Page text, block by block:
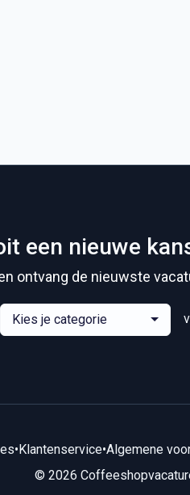
een nieuwe
ontvang de nieuwste
Kies je categorie
•Klantenservice•Algemene
© 2026